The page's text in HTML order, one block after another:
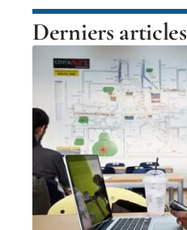
Derniers articles